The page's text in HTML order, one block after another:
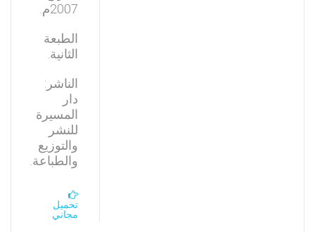
2007م.
الطبعة
الثانية.
الناشر:
دار
المسيرة
للنشر
والتوزيع
والطباعة.
تحميل
مجاني